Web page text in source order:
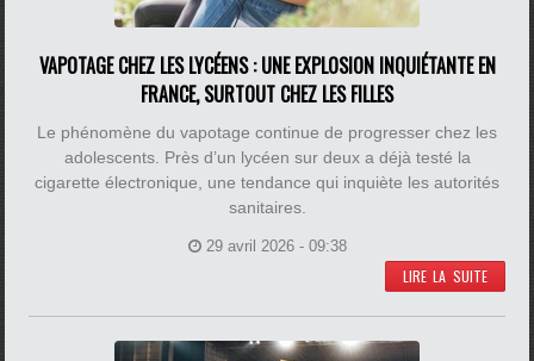
VAPOTAGE CHEZ LES LYCÉENS : UNE EXPLOSION INQUIÉTANTE EN
FRANCE, SURTOUT CHEZ LES FILLES
Le phénomène du vapotage continue de progresser chez les
adolescents. Près d’un lycéen sur deux a déjà testé la
cigarette électronique, une tendance qui inquiète les autorités
sanitaires.
29 avril 2026 - 09:38
LIRE LA SUITE